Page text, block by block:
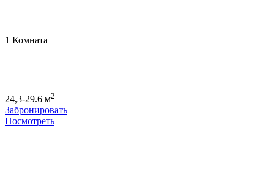
1 Комната
24,3-29.6 м2
Забронировать
Посмотреть